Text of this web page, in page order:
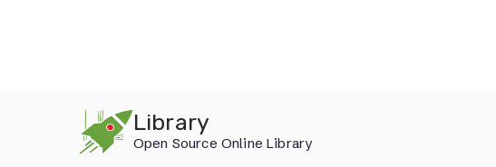
Library
Open Source Online Library